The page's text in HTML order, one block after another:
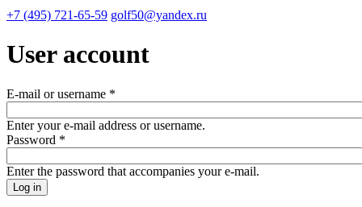
+7 (495) 721-65-59 golf50@yandex.ru
User account
E-mail or username *
Enter your e-mail address or username.
Password *
Enter the password that accompanies your e-mail.